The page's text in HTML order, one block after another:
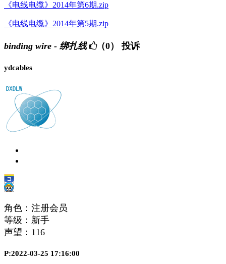
《电线电缆》2014年第6期.zip
《电线电缆》2014年第5期.zip
binding wire - 绑扎线 （0） 投诉
ydcables
角色：注册会员
等级：新手
声望： 116
P:2022-03-25 17:16:00